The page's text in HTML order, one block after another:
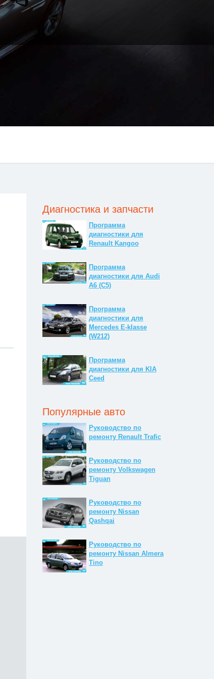
Диагностика и запчасти
Программа
диагностики для
Renault Kangoo
Программа
диагностики для Audi
A6 (C5)
Программа
диагностики для
Mercedes E-klasse
(W212)
Программа
диагностики для KIA
Ceed
Популярные авто
Руководство по
ремонту Renault Trafic
Руководство по
ремонту Volkswagen
Tiguan
Руководство по
ремонту Nissan
Qashqai
Руководство по
ремонту Nissan Almera
Tino